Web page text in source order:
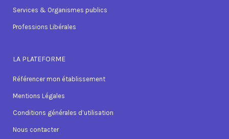
Services & Organismes publics
Professions Libérales
LA PLATEFORME
Référencer mon établissement
Mentions Légales
Conditions générales d’utilisation
Nous contacter